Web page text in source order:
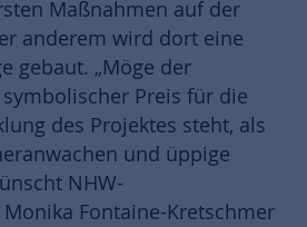
Maßnahmen auf der
anderem wird dort eine
gebaut. „Möge der
Preis für die
des Projektes steht, als
und üppige
NHW-
Fontaine-Kretschmer